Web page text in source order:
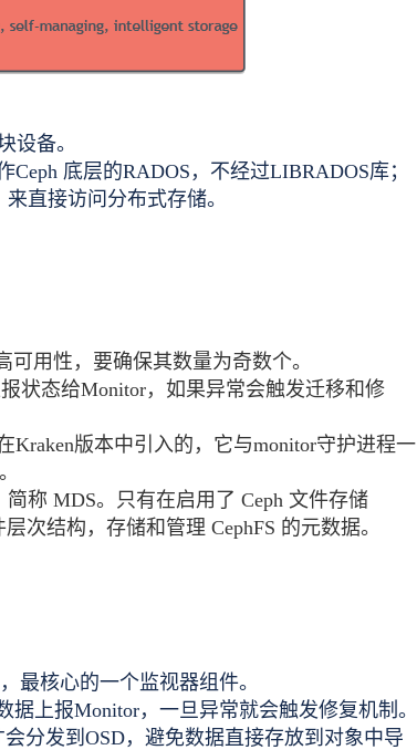
设备。
Ceph 底层的RADOS，不经过LIBRADOS库；
直接访问分布式存储。
用性，要确保其数量为奇数个。
状态给Monitor，如果异常会触发迁移和修
Kraken版本中引入的，它与monitor守护进程一
简称 MDS。只有在启用了 Ceph 文件存储
次结构，存储和管理 CephFS 的元数据。
最核心的一个监视器组件。
上报Monitor，一旦异常就会触发修复机制。
分发到OSD，避免数据直接存放到对象中导